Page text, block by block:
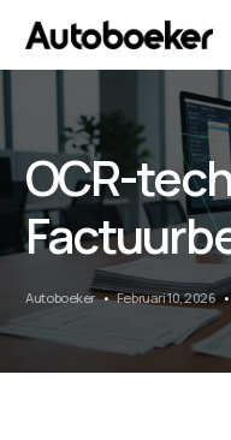
OCR-
Autoboeker Februari 10, 2026
AI